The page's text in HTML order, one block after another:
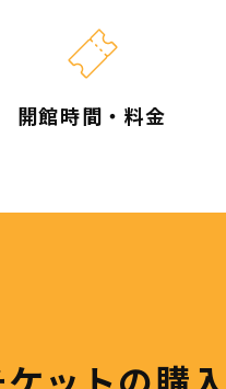
開館時間・料金